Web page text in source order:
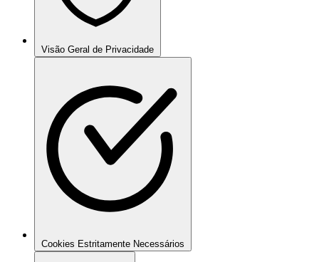
Visão Geral de Privacidade
Cookies Estritamente Necessários